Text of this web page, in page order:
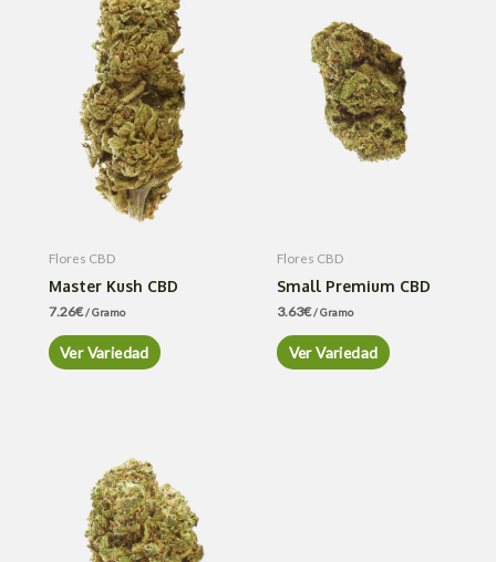
Flores CBD
Master Kush CBD
7.26€/ Gramo
Ver Variedad
Flores CBD
Small Premium CBD
3.63€/ Gramo
Ver Variedad